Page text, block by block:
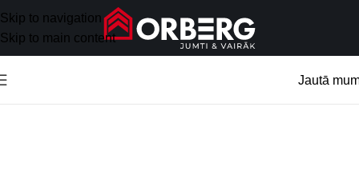
Skip to navigation
Skip to main content
Jautā